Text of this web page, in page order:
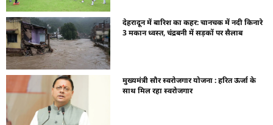
देहरादून में बारिश का कहर: चानचक में नदी किनारे
3 मकान ध्वस्त, चंद्रबनी में सड़कों पर सैलाब
मुख्यमंत्री सौर स्वरोजगार योजना : हरित ऊर्जा के
साथ मिल रहा स्वरोजगार